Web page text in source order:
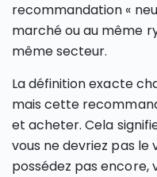
recommandation «
marché ou au même
même secteur.
La définition exacte
mais cette
et acheter. Cela
vous ne devriez pas le
possédez pas encore,